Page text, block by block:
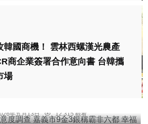
韓國商機！ 雲林西螺漢光農產
商企業簽署合作意向書 台韓攜
場
年五月13日
12,315 觀看